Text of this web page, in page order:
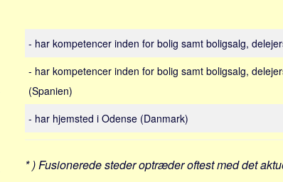
- har kompetencer inden for bolig samt boligsalg,
- har kompetencer inden for bolig samt boligsalg,
(Spanien)
- har hjemsted i Odense (Danmark)
* ) Fusionerede steder optræder oftest med det